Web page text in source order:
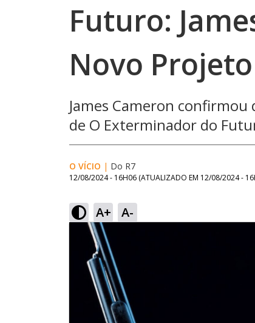
Futuro:
Novo Projeto
James Cameron
de O Exterminador do
O VÍCIO | Do R7
12/08/2024 - 16H06 (ATUALIZADO EM 12/08/2024 -
A+ A-